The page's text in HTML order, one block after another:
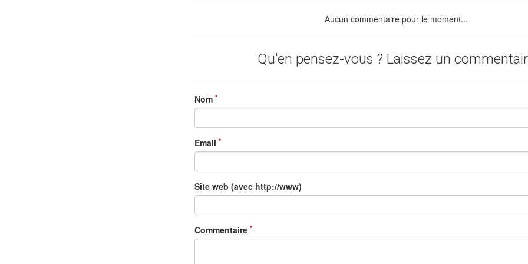
Aucun commentaire pour le moment...
Qu'en pensez-vous ? Laissez un
Nom *
Email *
Site web (avec http://www)
Commentaire *